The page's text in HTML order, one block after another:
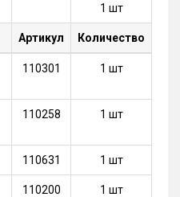
1 шт
Артикул Количество
110301 1 шт
110258 1 шт
110631 1 шт
110200 1 шт